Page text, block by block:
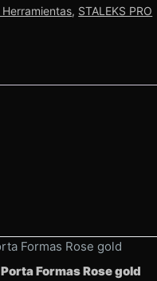
, STALEKS PRO
Porta Formas Rose gold